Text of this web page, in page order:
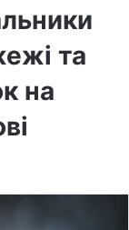
та
на